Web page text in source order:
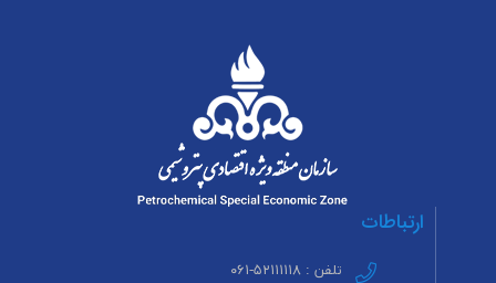
ارتباطات
تلفن : ۵۲۱۱۱۱۱۸-۰۶۱